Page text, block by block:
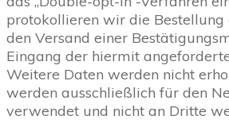
protokollieren wir die Bestellung
den Versand einer
Eingang der hiermit
Weitere Daten werden nicht
werden ausschließlich für den
verwendet und nicht an Dritte